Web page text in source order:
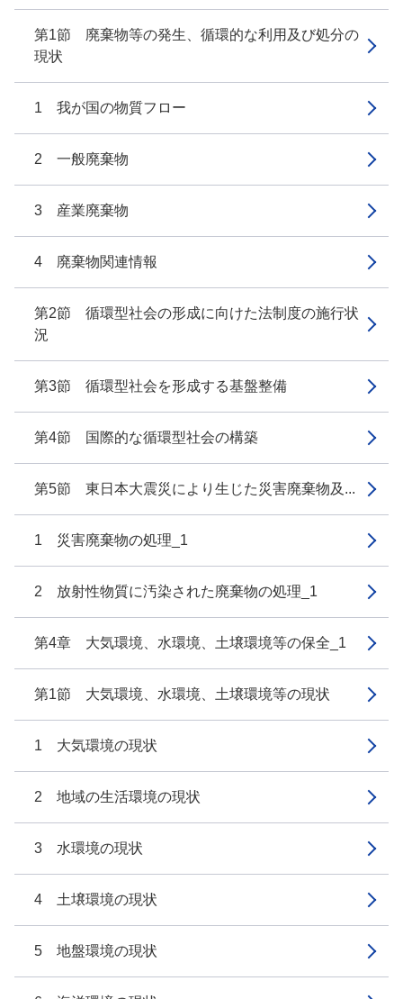
第1節 廃棄物等の発生、循環的な利用及び処分の
現状
1 我が国の物質フロー
2 一般廃棄物
3 産業廃棄物
4 廃棄物関連情報
第2節 循環型社会の形成に向けた法制度の施行状
況
第3節 循環型社会を形成する基盤整備
第4節 国際的な循環型社会の構築
第5節 東日本大震災により生じた災害廃棄物及...
1 災害廃棄物の処理_1
2 放射性物質に汚染された廃棄物の処理_1
第4章 大気環境、水環境、土壌環境等の保全_1
第1節 大気環境、水環境、土壌環境等の現状
1 大気環境の現状
2 地域の生活環境の現状
3 水環境の現状
4 土壌環境の現状
5 地盤環境の現状